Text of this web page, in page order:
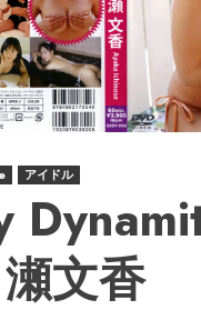
アイドル
文香